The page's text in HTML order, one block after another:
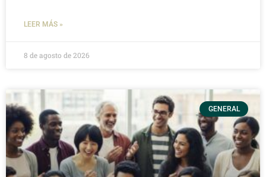
LEER MÁS »
8 de agosto de 2026
GENERAL